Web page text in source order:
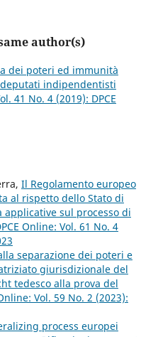
author(s)
dei poteri ed immunità
indipendentisti
41 No. 4 (2019): DPCE
Il Regolamento europeo
al rispetto dello Stato di
sul processo di
Online: Vol. 61 No. 4
separazione dei poteri e
giurisdizionale del
tedesco alla prova del
Vol. 59 No. 2 (2023):
process europei